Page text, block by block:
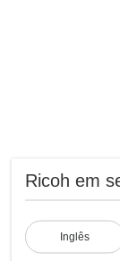
Ricoh em
Inglês